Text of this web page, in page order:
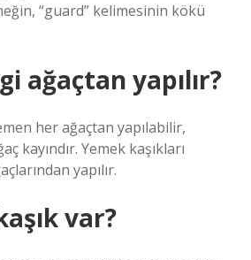
“guard” kelimesinin kökü
ağaçtan yapılır?
her ağaçtan yapılabilir,
kayındır. Yemek kaşıkları
yapılır.
var?